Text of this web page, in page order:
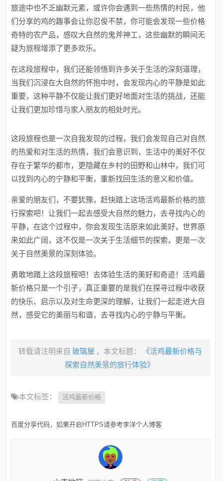
旅途中也不乏幽默元素，或许你会遇到一些热情的村民，他
们分享的鸡的趣事会让你忍俊不禁，你可能会发现一些价格
奇特的农产品，感叹大自然的鬼斧神工，这些幽默的瞬间无
疑为旅程增添了更多欢乐。
在这段旅程中，我们还能领悟到许多关于生活的深刻道理，
当我们沉浸在大自然的怀抱中时，会发现内心的平静是如此
重要，这种平静不仅能让我们更好地面对生活的挑战，还能
让我们更加珍惜与家人朋友的相处时光。
这段旅程也是一次自我发现的过程，我们会发现自己对自然
的热爱和对生活的热情，我们会意识到，生活中的美好不仅
存在于繁华的都市，更隐藏在乡村的田野和山林中，我们可
以找到内心的宁静和平衡，重新找回生活的意义和价值。
亲爱的朋友们，不要犹豫，赶快踏上这场活鸡最新价格的旅
行探索吧！让我们一起去感受大自然的魅力，去寻找内心的
平静，在这个过程中，你会发现生活原来如此美好，世界原
来如此广阔，这不仅是一次关于生活细节的探索，更是一次
关于自然美景的深刻体验。
勇敢地踏上这段旅程吧！去体验生活的美好和奇迹！活鸡最
新价格只是一个引子，真正重要的是我们在探寻过程中收获
的快乐、启示以及对生命更深的理解，让我们一起走进大自
然，感受它的美丽与和谐，去寻找内心的宁静与平衡。
转载请注明来自 玻璃屋 ，本文标题：
《活鸡最新价格与
探索自然美景的旅行体验》
本文标签： 活鸡最新价格
百度分享代码，如果开启HTTPS请参考李洋个人博客